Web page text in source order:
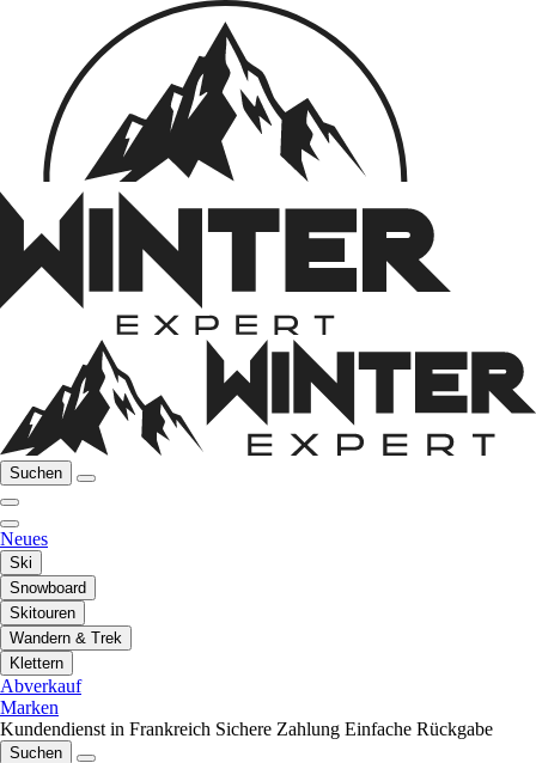
Suchen
Neues
Ski
Snowboard
Skitouren
Wandern & Trek
Klettern
Abverkauf
Marken
Kundendienst in Frankreich Sichere Zahlung Einfache Rückgabe
Suchen